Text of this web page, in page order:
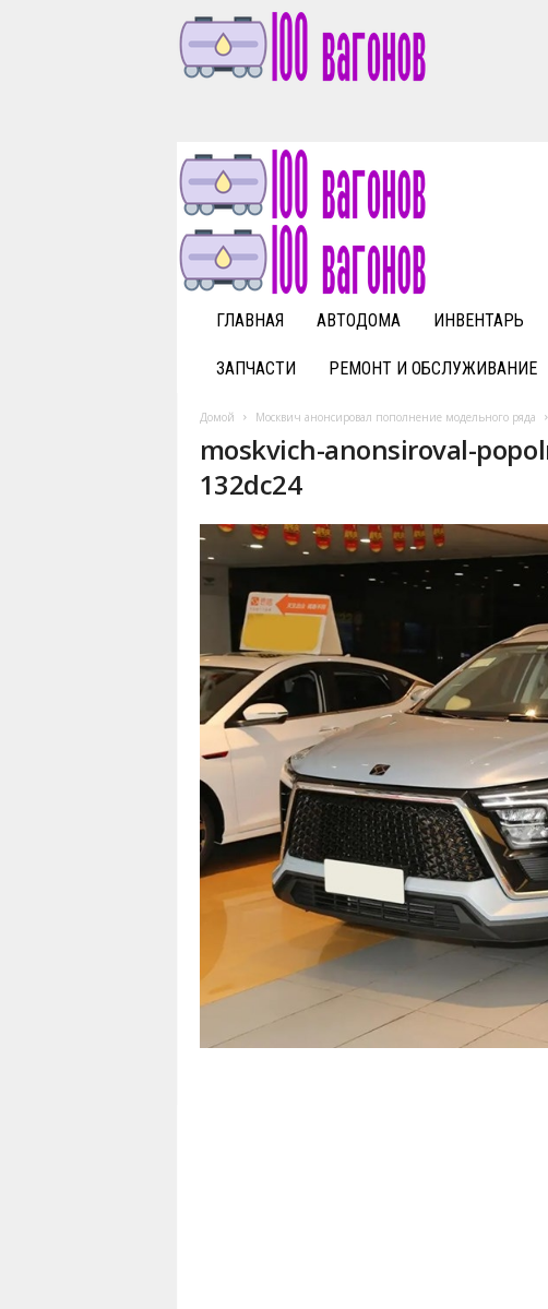
v
a
n
o
ГЛАВНАЯ АВТОДОМА ИНВЕНТАРЬ
ЗАПЧАСТИ РЕМОНТ И ОБСЛУЖИВАНИЕ
Домой Москвич анонсировал пополнение модельного ряда
moskvich-anonsiroval-
132dc24